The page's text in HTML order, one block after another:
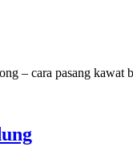
– cara pasang